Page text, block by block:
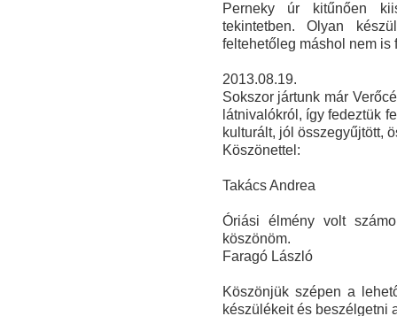
Perneky úr kitűnően
tekintetben. O lyan
feltehetőleg máshol nem is
2013.08.19.
Sokszor jártunk már
látnivalókról, így fedeztük
kulturált, jól összegyűjtött,
Köszönettel:
Takács Andrea
Óriási élmény volt
köszönöm.
Faragó László
Köszönjük szépen a
készülékeit és beszélgetni